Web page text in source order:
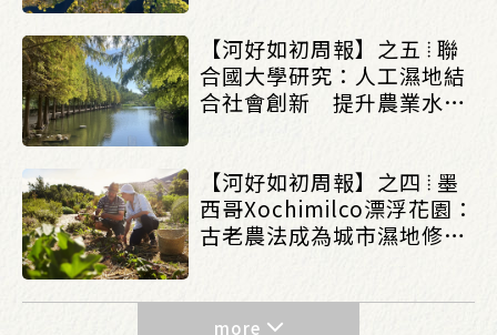
【河好如初周報】之五 ⦙ 聯
合國大學研究：人工濕地結
合社會創新 提升農業水治
【河好如初周報】之四 ⦙ 墨
西哥Xochimilco漂浮花園：
古老農法成為城市濕地修復
more